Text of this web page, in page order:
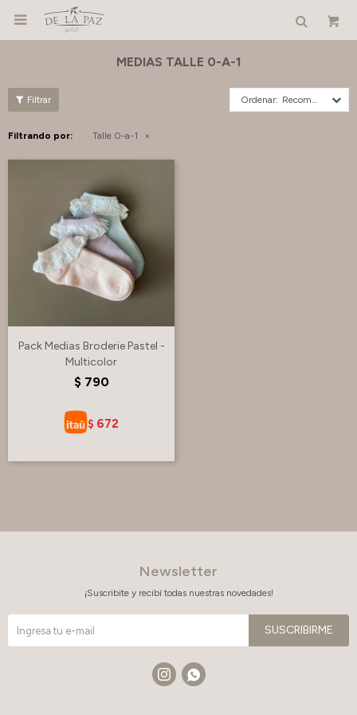

MEDIAS TALLE 0-A-1
Recomendados
Filtrando por: Talle 0-a-1
Pack Medias Broderie Pastel -
Multicolor
$ 790
$ 672
Newsletter
¡Suscribite y recibí todas nuestras novedades!
SUSCRIBIRME
 